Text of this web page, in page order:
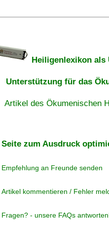
Heiligenlexikon als
Unterstützung für das
Artikel des Ökumenischen
Seite zum Ausdruck
Empfehlung an Freunde senden
Artikel kommentieren / Fehler
Fragen? - unsere FAQs